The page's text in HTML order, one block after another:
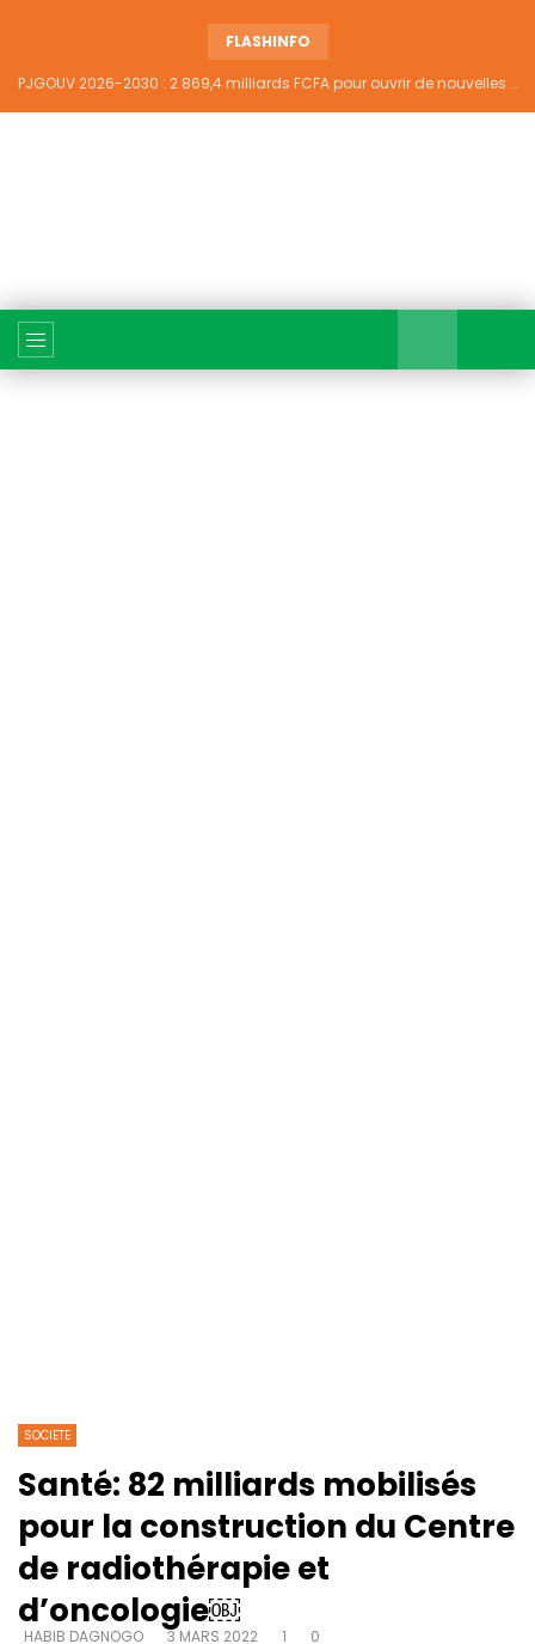
FLASHINFO
PJGOUV 2026-2030 : 2 869,4 milliards FCFA pour ouvrir de nouvelles perspectives à plus de 5,2 millions de jeunes ivoiriens
SOCIETE
Santé: 82 milliards mobilisés
pour la construction du Centre
de radiothérapie et
d’oncologie￼
HABIB DAGNOGO 3 MARS 2022 1 0